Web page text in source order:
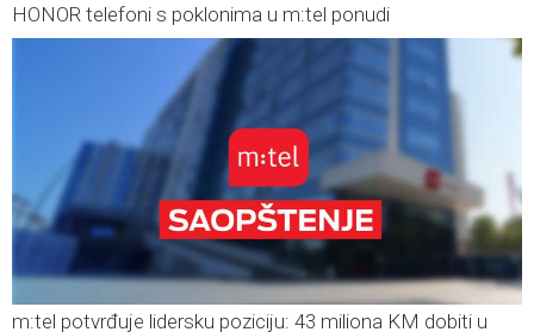
HONOR telefoni s poklonima u m:tel ponudi
m:tel potvrđuje lidersku poziciju: 43 miliona KM dobiti u